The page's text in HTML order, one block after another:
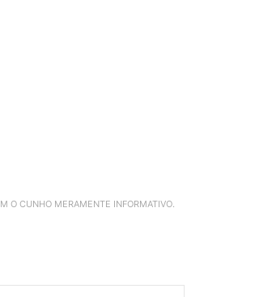
O CUNHO MERAMENTE INFORMATIVO.